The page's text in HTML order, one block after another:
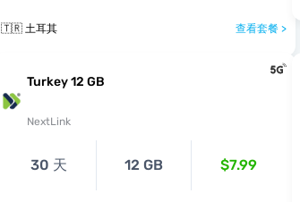
🇹🇷 土耳其 查看套餐 >
Turkey 12 GB
NextLink
30 天 12 GB $7.99